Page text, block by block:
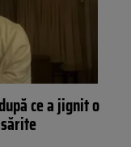
ce a jignit o